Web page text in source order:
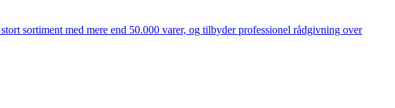
sortiment med mere end 50.000 varer, og tilbyder professionel rådgivning over